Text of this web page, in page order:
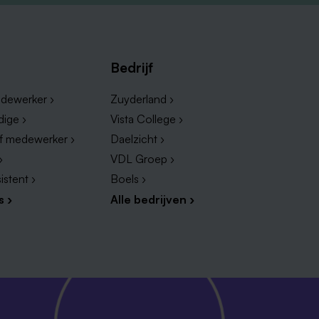
›
›
medewerker ›
›
›
Bedrijf
Zuyderland ›
Vista College ›
Daelzicht ›
VDL Groep ›
Boels ›
Alle bedrijven ›